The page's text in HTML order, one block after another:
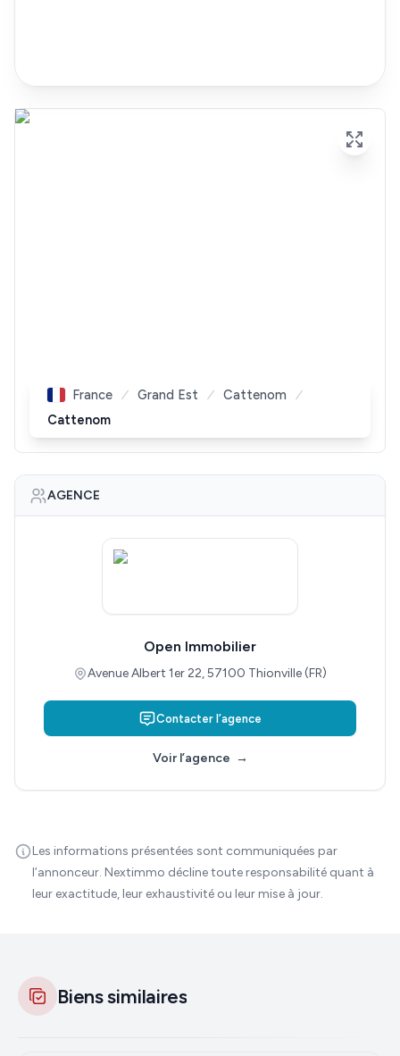
France Grand Est
Cattenom
Cattenom
AGENCE
Open Immobilier
Avenue Albert 1er 22, 57100 Thionville (FR)
Contacter l’agence
Voir l’agence →
Les informations présentées sont communiquées par
l’annonceur. Nextimmo décline toute responsabilité quant à
leur exactitude, leur exhaustivité ou leur mise à jour.
Biens similaires